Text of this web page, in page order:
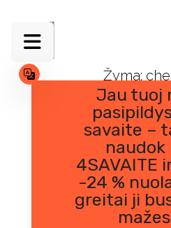
content
Jau tuoj
savaite –
naudok
4SAVAITE
-24 %
greitai ji
Žyma: